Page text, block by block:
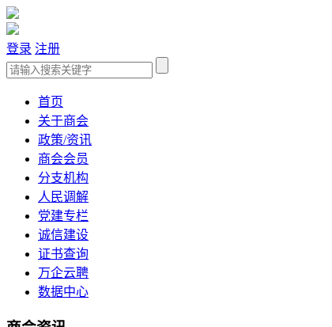
登录 注册
首页
关于商会
政策/资讯
商会会员
分支机构
人民调解
党建专栏
诚信建设
证书查询
万企云聘
数据中心